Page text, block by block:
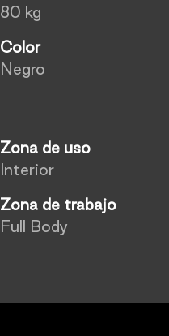
80 kg
Color
Negro
Zona de uso
Interior
Zona de trabajo
Full Body